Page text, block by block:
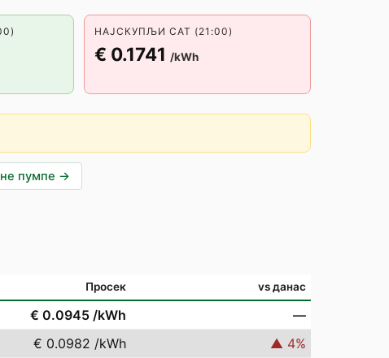
НАЈСКУПЉИ САТ (21:00)
€ 0.1741 /kWh
пумпе →
Просек vs данас
€ 0.0945 /kWh
—
€ 0.0982 /kWh ▲ 4%